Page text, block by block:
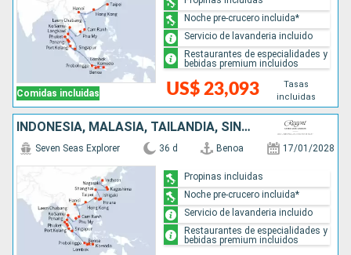
Comidas incluidas US$ 23,093
Tasas
incluidas
Noche pre-crucero incluida*
Servicio de lavanderia incluido
Restaurantes de especialidades y
bebidas premium incluidos
INDONESIA, MALASIA, TAILANDIA, SINGAPUR, VIETNAM, TAIWÁN, CHINA, JAPÓN, COREA DEL SUR
Seven Seas Explorer 36 d Benoa 17/01/2028
Propinas incluidas
Noche pre-crucero incluida*
Servicio de lavanderia incluido
Restaurantes de especialidades y
bebidas premium incluidos